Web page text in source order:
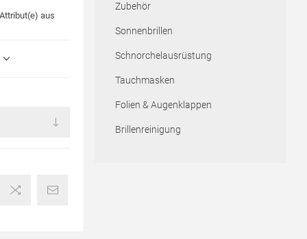
aus
Zubehör
Sonnenbrillen
Schnorchelausrüstung
Tauchmasken
Folien & Augenklappen
Brillenreinigung